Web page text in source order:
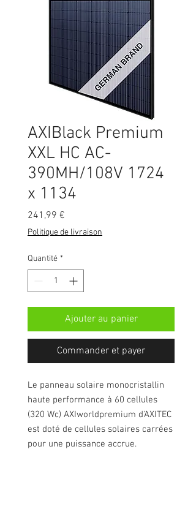
AXIBlack Premium
XXL HC AC-
390MH/108V 1724
x 1134
241,99 €
Politique de livraison
Quantité *
Ajouter au panier
Commander et payer
Le panneau solaire monocristallin
haute performance à 60 cellules
(320 Wc) AXIworldpremium d'AXITEC
est doté de cellules solaires carrées
pour une puissance accrue.